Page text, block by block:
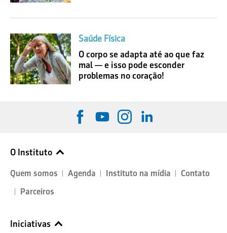
Saúde Física
O corpo se adapta até ao que faz
mal — e isso pode esconder
problemas no coração!
O Instituto
Quem somos Agenda Instituto na mídia
Contato
Parceiros
Iniciativas